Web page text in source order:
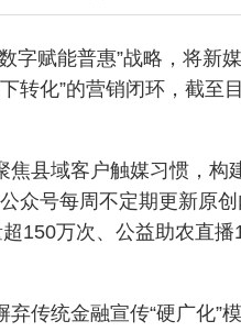
字赋能普惠”战略，将
转化”的营销闭环，截
焦县域客户触媒习惯，构
众号每周不定期更新原
150万次、公益助农直
弃传统金融宣传“硬广化”